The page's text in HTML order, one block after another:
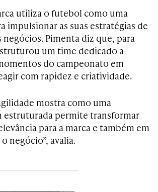
utiliza o futebol como uma
impulsionar as suas estratégias de
Pimenta diz que, para
um time dedicado a
do campeonato em
com rapidez e criatividade.
mostra como uma
estruturada permite transformar
para a marca e também em
negócio”, avalia.